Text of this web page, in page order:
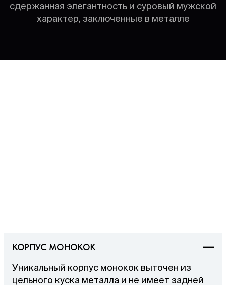
сдержанная элегантность и суровый мужской
характер, заключенные в металле
КОРПУС МОНОКОК
Уникальный корпус монокок выточен из
цельного куска металла и не имеет задней